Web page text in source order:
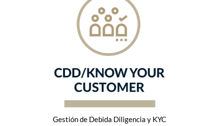
Gestión de Debida Diligencia y KYC